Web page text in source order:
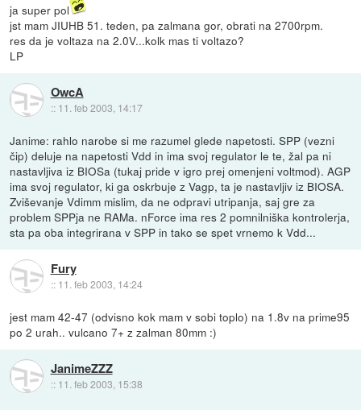
ja super pol
jst mam JIUHB 51. teden, pa zalmana gor, obrati na 2700rpm.
res da je voltaza na 2.0V...kolk mas ti voltazo?
LP
OwcA
:: 11. feb 2003, 14:17
Janime: rahlo narobe si me razumel glede napetosti. SPP (vezni
čip) deluje na napetosti Vdd in ima svoj regulator le te, žal pa ni
nastavljiva iz BIOSa (tukaj pride v igro prej omenjeni voltmod). AGP
ima svoj regulator, ki ga oskrbuje z Vagp, ta je nastavljiv iz BIOSA.
Zviševanje Vdimm mislim, da ne odpravi utripanja, saj gre za
problem SPPja ne RAMa. nForce ima res 2 pomnilniška kontrolerja,
sta pa oba integrirana v SPP in tako se spet vrnemo k Vdd...
Fury
:: 11. feb 2003, 14:24
jest mam 42-47 (odvisno kok mam v sobi toplo) na 1.8v na prime95
po 2 urah.. vulcano 7+ z zalman 80mm :)
JanimeZZZ
:: 11. feb 2003, 15:38